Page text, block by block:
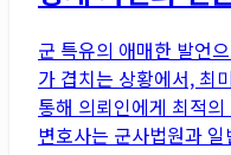
군 특유의 애매한 발언
가 겹치는 상황에서, 최
통해 의뢰인에게 최적
변호사는 군사법원과